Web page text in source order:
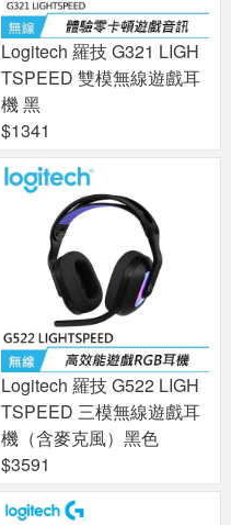
Logitech 羅技 G321 LIGH
TSPEED 雙模無線遊戲耳
機 黑
$1341
Logitech 羅技 G522 LIGH
TSPEED 三模無線遊戲耳
機（含麥克風）黑色
$3591